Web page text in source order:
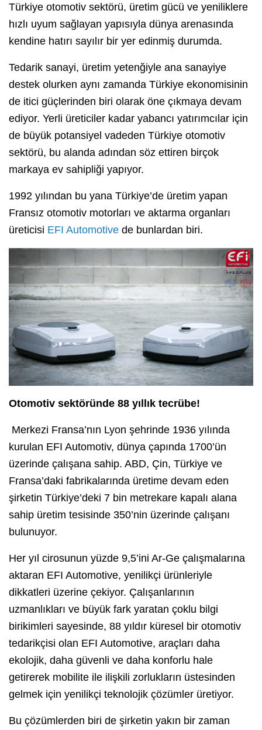
Türkiye otomotiv sektörü, üretim gücü ve yeniliklere
hızlı uyum sağlayan yapısıyla dünya arenasında
kendine hatırı sayılır bir yer edinmiş durumda.
Tedarik sanayi, üretim yetenğiyle ana sanayiye
destek olurken aynı zamanda Türkiye ekonomisinin
de itici güçlerinden biri olarak öne çıkmaya devam
ediyor. Yerli üreticiler kadar yabancı yatırımcılar için
de büyük potansiyel vadeden Türkiye otomotiv
sektörü, bu alanda adından söz ettiren birçok
markaya ev sahipliği yapıyor.
1992 yılından bu yana Türkiye’de üretim yapan
Fransız otomotiv motorları ve aktarma organları
üreticisi EFI Automotive de bunlardan biri.
Otomotiv sektöründe 88 yıllık tecrübe!
Merkezi Fransa’nın Lyon şehrinde 1936 yılında
kurulan EFI Automotiv, dünya çapında 1700’ün
üzerinde çalışana sahip. ABD, Çin, Türkiye ve
Fransa’daki fabrikalarında üretime devam eden
şirketin Türkiye’deki 7 bin metrekare kapalı alana
sahip üretim tesisinde 350’nin üzerinde çalışanı
bulunuyor.
Her yıl cirosunun yüzde 9,5’ini Ar-Ge çalışmalarına
aktaran EFI Automotive, yenilikçi ürünleriyle
dikkatleri üzerine çekiyor. Çalışanlarının
uzmanlıkları ve büyük fark yaratan çoklu bilgi
birikimleri sayesinde, 88 yıldır küresel bir otomotiv
tedarikçisi olan EFI Automotive, araçları daha
ekolojik, daha güvenli ve daha konforlu hale
getirerek mobilite ile ilişkili zorlukların üstesinden
gelmek için yenilikçi teknolojik çözümler üretiyor.
Bu çözümlerden biri de şirketin yakın bir zaman